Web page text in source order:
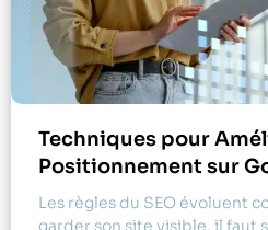
Techniques pour
Positionnement sur
Les règles du SEO évoluent
garder son site visible, il faut